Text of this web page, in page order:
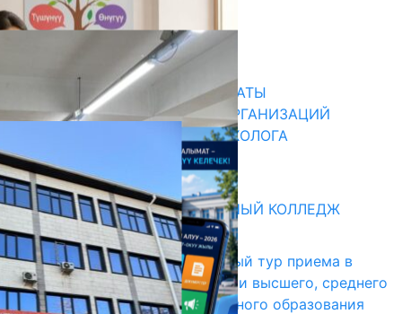
НАЧАЛОСЬ ОБУЧЕНИЕ
05.08.2026
В ПРИМЕРНЫЕ ТИПОВЫЕ ШТАТЫ
ОБЩЕОБРАЗОВАТЕЛЬНЫХ ОРГАНИЗАЦИЙ
ВВЕДЕНА ДОЛЖНОСТЬ ПСИХОЛОГА
31.07.2026
Абитуриент
БИШКЕКСКИЙ УНИВЕРСАЛЬНЫЙ КОЛЛЕДЖ
17.07.2026
В Кыргызстане начался первый тур приема в
образовательные организации высшего, среднего
и начального профессионального образования